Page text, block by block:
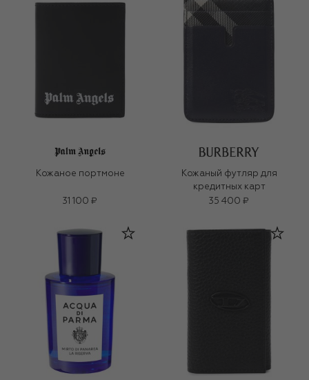
Кожаное портмоне
31 100 ₽
Кожаный футляр для
кредитных карт
35 400 ₽